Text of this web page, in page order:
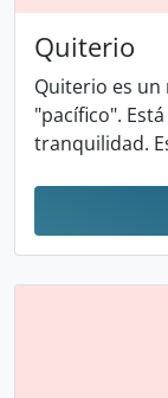
Quiterio
Quiterio es
"pacífico".
tranquilidad.